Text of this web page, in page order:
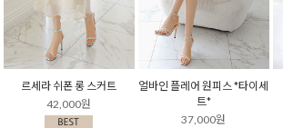
르세라 쉬폰 롱 스커트
42,000원
얼바인 플레어 원피스 *타이세
트*
37,000원